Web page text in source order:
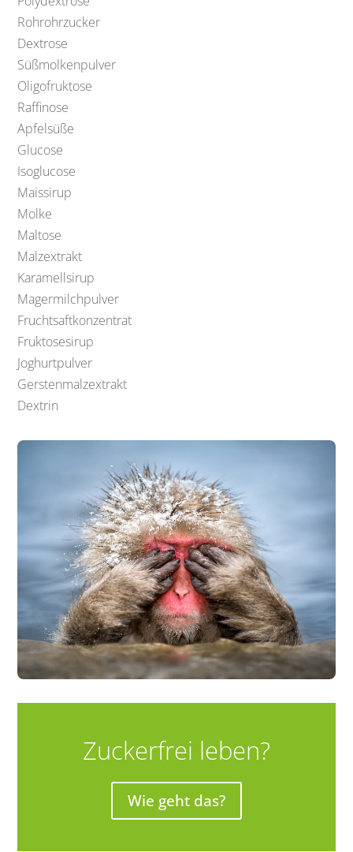
Rohrohrzucker
Dextrose
Süßmolkenpulver
Oligofruktose
Raffinose
Apfelsüße
Glucose
Isoglucose
Maissirup
Molke
Maltose
Malzextrakt
Karamellsirup
Magermilchpulver
Fruchtsaftkonzentrat
Fruktosesirup
Joghurtpulver
Gerstenmalzextrakt
Dextrin
Zuckerfrei leben?
Wie geht das?